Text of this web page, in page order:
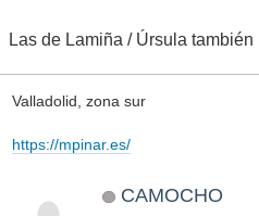
Las de Lamiña / Úrsula
Valladolid, zona sur
https://mpinar.es/
CAMOCHO